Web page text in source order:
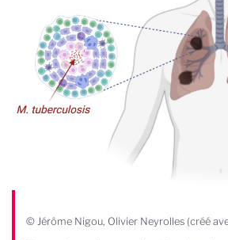
© Jérôme Nigou, Olivier Neyrolles (créé